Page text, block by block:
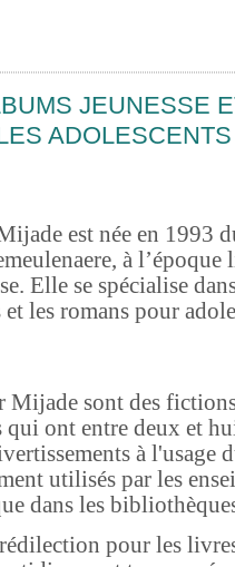
JEUNESSE
est née en 1993
à l’époque
Elle se spécialise
les romans pour
Mijade sont des
qui ont entre deux et
à
utilisés par les
dans les
pour les